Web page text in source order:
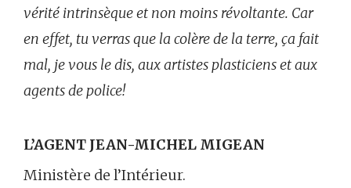
vérité intrinsèque et non moins révoltante. Car
en effet, tu verras que la colère de la terre, ça fait
mal, je vous le dis, aux artistes plasticiens et aux
agents de police!
L’AGENT JEAN-MICHEL MIGEAN
Ministère de l’Intérieur.